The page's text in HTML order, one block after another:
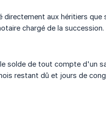
aux héritiers que
chargé de la succession.
solde de tout compte d'un
restant dû et jours de